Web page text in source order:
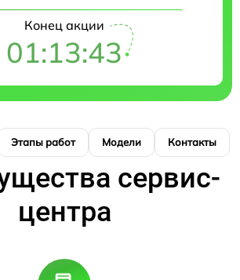
Конец акции
01:13:41
Этапы работ Модели Контакты
сервис-
центра